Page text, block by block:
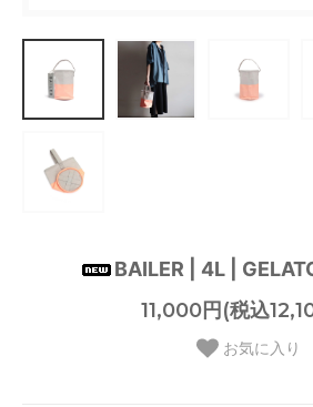
BAILER | 4L |
11,000円(税込
お気に入り